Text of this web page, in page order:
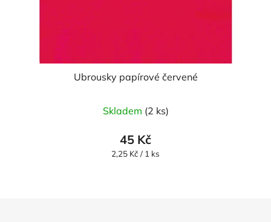
Ubrousky papírové červené
Skladem (2 ks)
45 Kč
Měrná
2,25 Kč / 1 ks